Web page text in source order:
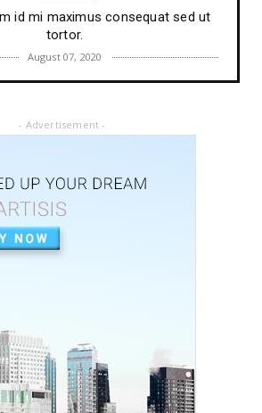
id mi maximus consequat sed ut
tortor.
August 07, 2020
FRIENDS
adipiscing elit.
PEOPLE
ipsum lacus, tempus suscipit
augue.
August 07, 2020
PEOPLE
id mi maximus consequat sed ut
tortor.
- Advertisement -